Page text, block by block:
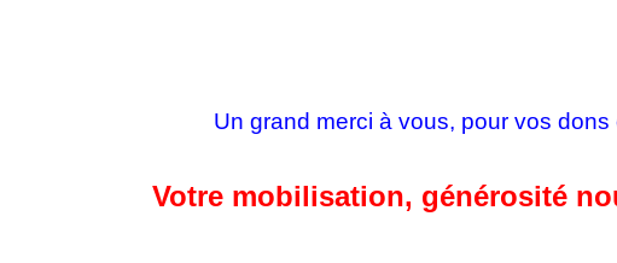
Un grand merci à vous, pour vos
Votre mobilisation, générosité